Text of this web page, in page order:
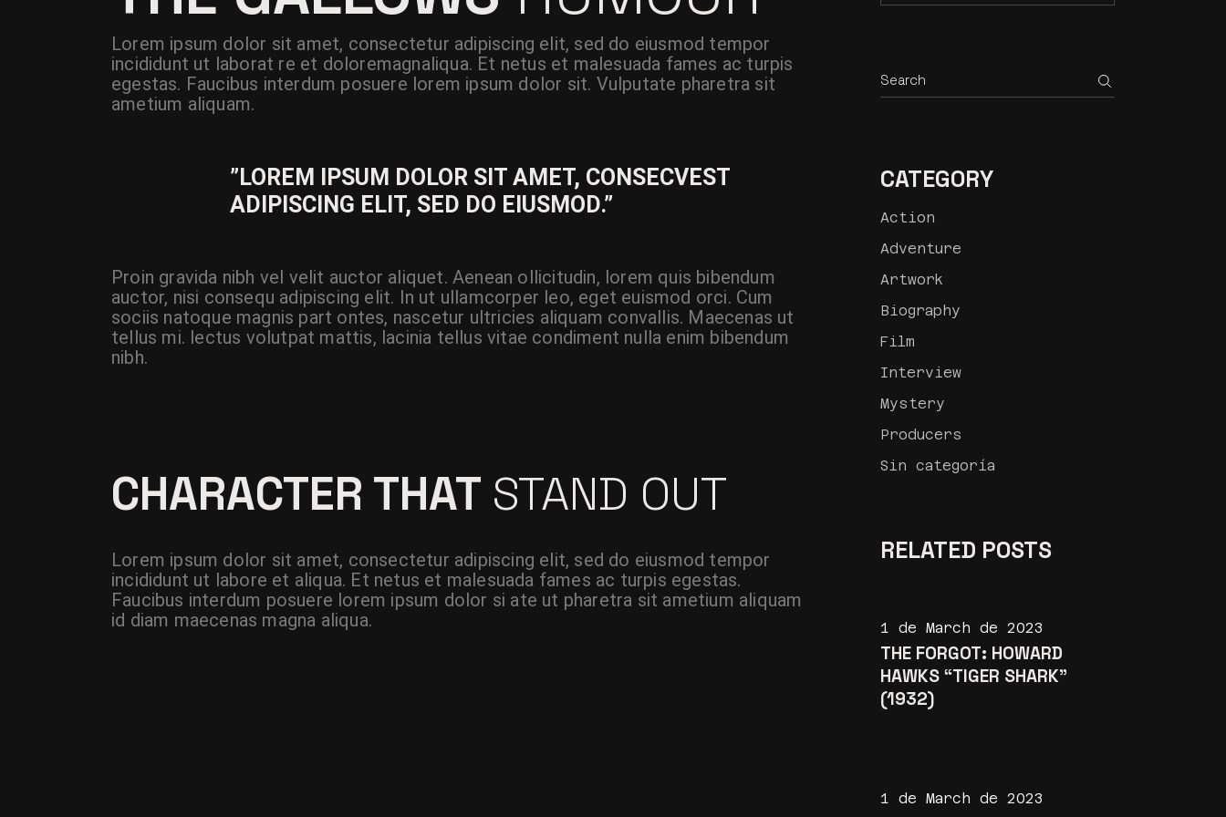
Lorem ipsum dolor sit amet, consectetur adipiscing elit, sed do eiusmod tempor
incididunt ut laborat re et doloremagnaliqua. Et netus et malesuada fames ac turpis
egestas. Faucibus interdum posuere lorem ipsum dolor sit. Vulputate pharetra sit
ametium aliquam.
”LOREM IPSUM DOLOR SIT AMET, CONSECVEST
ADIPISCING ELIT, SED DO EIUSMOD.”
Proin gravida nibh vel velit auctor aliquet. Aenean ollicitudin, lorem quis bibendum
auctor, nisi consequ adipiscing elit. In ut ullamcorper leo, eget euismod orci. Cum
sociis natoque magnis part ontes, nascetur ultricies aliquam convallis. Maecenas ut
tellus mi. lectus volutpat mattis, lacinia tellus vitae condiment nulla enim bibendum
nibh.
CHARACTER THAT STAND OUT
Lorem ipsum dolor sit amet, consectetur adipiscing elit, sed do eiusmod tempor
incididunt ut labore et aliqua. Et netus et malesuada fames ac turpis egestas.
Faucibus interdum posuere lorem ipsum dolor si ate ut pharetra sit ametium aliquam
id diam maecenas magna aliqua.
CATEGORY
Action
Adventure
Artwork
Biography
Film
Interview
Mystery
Producers
Sin categoría
RELATED POSTS
1 de March de 2023
THE FORGOT: HOWARD
HAWKS “TIGER SHARK”
(1932)
1 de March de 2023